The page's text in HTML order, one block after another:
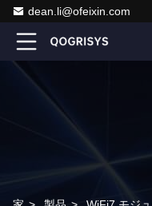
dean.li@ofeixin.com